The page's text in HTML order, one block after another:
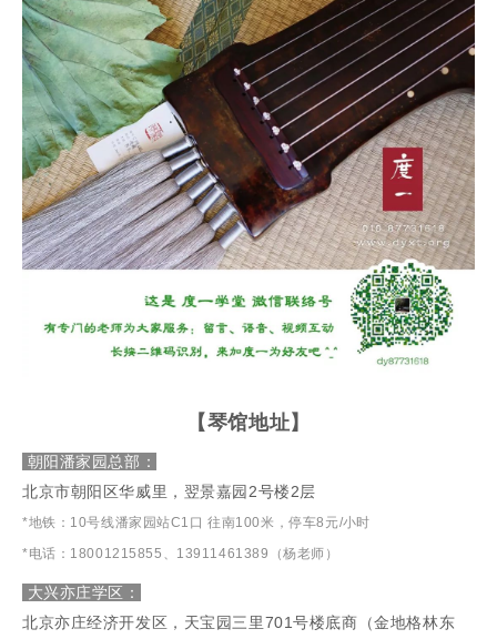
【琴馆地址】
朝阳潘家园总部：
北京市朝阳区华威里，翌景嘉园2号楼2层
*地铁：10号线潘家园站C1口 往南100米，停车8元/小时
*电话：18001215855、13911461389（杨老师）
大兴亦庄学区：
北京亦庄经济开发区 ，天宝园三里701号楼底商（金地格林东